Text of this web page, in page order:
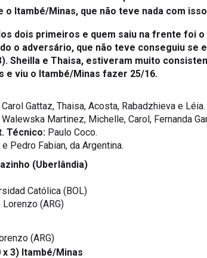
Itambé/Minas, que não teve nada com
dois primeiros e quem saiu na frente foi o
o adversário, que não teve conseguiu se
Sheilla e Thaisa, estiveram muito
e viu o Itambé/Minas fazer 25/16.
Gattaz, Thaisa, Acosta, Rabadzhieva e Léia.
Walewska Martinez, Michelle, Carol, Fernanda
Técnico: Paulo Coco.
Pedro Fabian, da Argentina.
(Uberlândia)
Católica (BOL)
(ARG)
(ARG)
3) Itambé/Minas